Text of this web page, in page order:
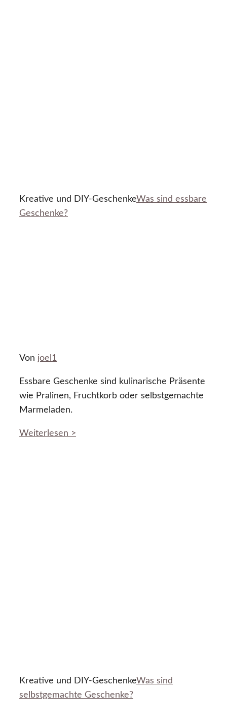
Kreative und DIY-GeschenkeWas sind essbare
Geschenke?
Von joel1
Essbare Geschenke sind kulinarische Präsente
wie Pralinen, Fruchtkorb oder selbstgemachte
Marmeladen.
Weiterlesen >
Kreative und DIY-GeschenkeWas sind
selbstgemachte Geschenke?